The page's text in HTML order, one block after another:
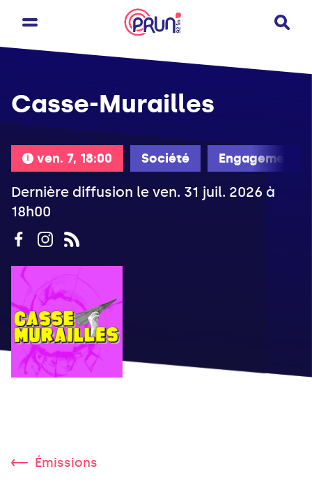
ven. 7, 18:00 Société Engagement
Casse-Murailles
Dernière diffusion le ven. 31 juil. 2026 à
18h00
Émissions